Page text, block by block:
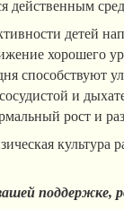
действенным
детей
хорошего
способствуют
и
рост и
культура
поддержке,